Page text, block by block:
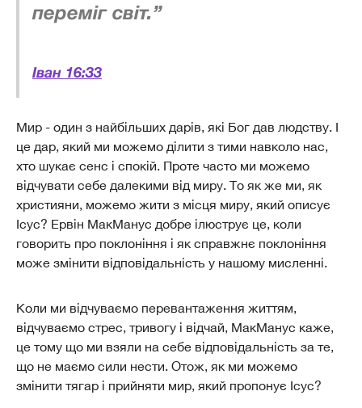
переміг світ.”
Іван 16:33
Мир - один з найбільших дарів, які Бог дав людству. І
це дар, який ми можемо ділити з тими навколо нас,
хто шукає сенс і спокій. Проте часто ми можемо
відчувати себе далекими від миру. То як же ми, як
християни, можемо жити з місця миру, який описує
Ісус? Ервін МакМанус добре ілюструє це, коли
говорить про поклоніння і як справжнє поклоніння
може змінити відповідальність у нашому мисленні.
Коли ми відчуваємо перевантаження життям,
відчуваємо стрес, тривогу і відчай, МакМанус каже,
це тому що ми взяли на себе відповідальність за те,
що не маємо сили нести. Отож, як ми можемо
змінити тягар і прийняти мир, який пропонує Ісус?